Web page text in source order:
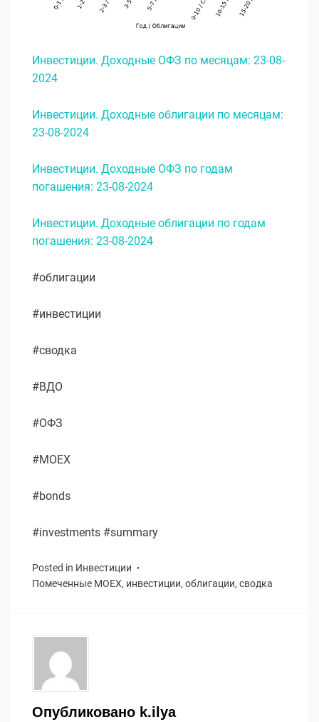
Инвестиции. Доходные ОФЗ по месяцам: 23-08-
2024
Инвестиции. Доходные облигации по месяцам:
23-08-2024
Инвестиции. Доходные ОФЗ по годам
погашения: 23-08-2024
Инвестиции. Доходные облигации по годам
погашения: 23-08-2024
#облигации
#инвестиции
#сводка
#ВДО
#ОФЗ
#MOEX
#bonds
#investments #summary
Posted in Инвестиции
Помеченные MOEX, инвестиции, облигации, сводка
Опубликовано k.ilya